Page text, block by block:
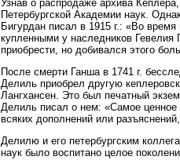
Узнав о распродаже архива
Петербургской Академии наук.
Бигурдан писал в 1915 г.: «Во
купленными у наследников Гевелия
приобрести, но добивался этого
После смерти Ганша в 1741 г.
Делиль приобрел другую
Лангхансен. Это был печатный
Делиль писал о нем: «Самое ценное
всяких дополнений или
Делилю и его петербургским
наук было воспитано целое